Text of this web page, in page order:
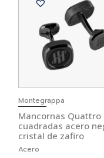
Montegrappa
Mancornas Quattro
cuadradas acero
cristal de zafiro
Acero